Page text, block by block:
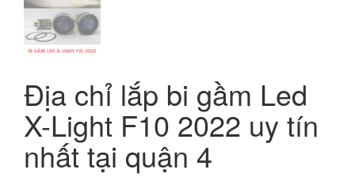
Địa chỉ lắp bi gầm Led
X-Light F10 2022 uy tín
nhất tại quận 4